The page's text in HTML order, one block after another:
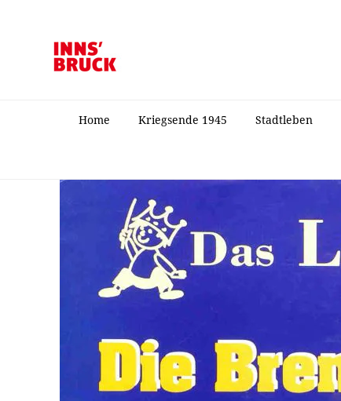
Home Kriegsende 1945 Stadtleben